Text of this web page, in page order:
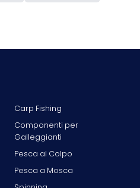
Carp Fishing
Componenti per
Galleggianti
Pesca al Colpo
Pesca a Mosca